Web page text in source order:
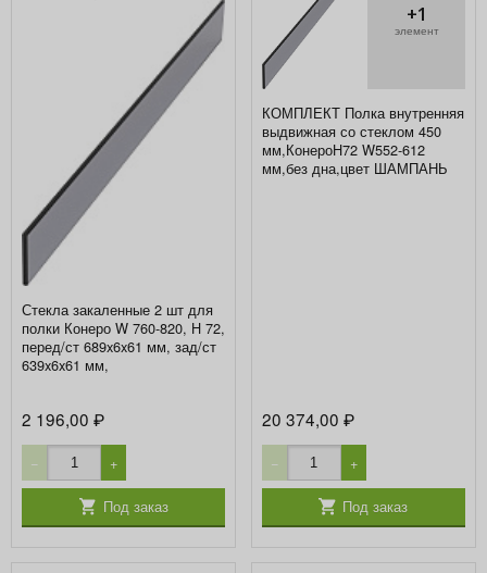
Стекла закаленные 2 шт для
полки Конеро W 760-820, H 72,
перед/ст 689x6x61 мм, зад/ст
639x6x61 мм,
2 196,00₽
− +
Под заказ
+1
элемент
КОМПЛЕКТ Полка внутренняя
выдвижная со стеклом 450
мм,КонероH72 W552-612
мм,без дна,цвет ШАМПАНЬ
20 374,00 ₽
− +
Под заказ